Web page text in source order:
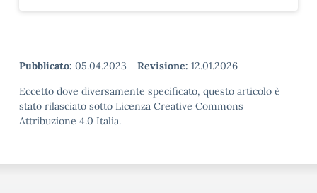
Pubblicato: 05.04.2023 - Revisione: 12.01.2026
Eccetto dove diversamente specificato, questo articolo è
stato rilasciato sotto Licenza Creative Commons
Attribuzione 4.0 Italia.